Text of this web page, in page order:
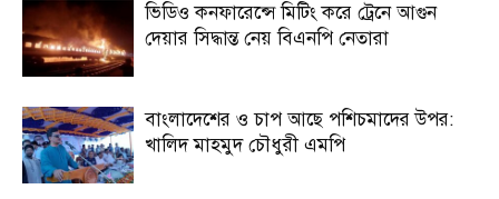
ভিডিও কনফারেন্সে মিটিং করে ট্রেনে আগুন
দেয়ার সিদ্ধান্ত নেয় বিএনপি নেতারা
বাংলাদেশের ও চাপ আছে পশিচমাদের উপর:
খালিদ মাহমুদ চৌধুরী এমপি